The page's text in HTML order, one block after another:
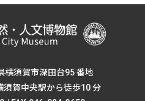
横須賀市深田台95 番地
賀中央駅から徒歩10 分